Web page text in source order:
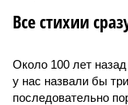
Все стихии
Около 100 лет
у нас назвали бы
последовательно